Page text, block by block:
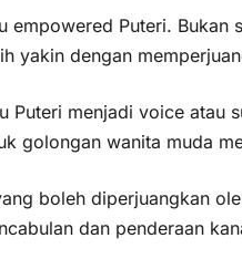
empowered Puteri.
yakin dengan
Puteri menjadi voice atau
golongan wanita muda
boleh diperjuangkan
dan penderaan